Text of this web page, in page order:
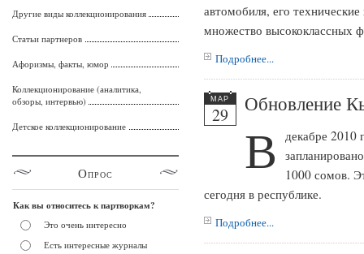
автомобиля, его
множество высококлассных
Подробнее...
МАР
29 Обновление
В
декабре 2010
1000 сомов.
сегодня в республике.
Подробнее...
Другие виды коллекционирования
Статьи партнеров
Афоризмы, факты, юмор
Коллекционирование (аналитика,
обзоры, интервью)
Детское коллекционирование
Опрос
Как вы относитесь к партворкам?
Это очень интересно
Есть интересные журналы